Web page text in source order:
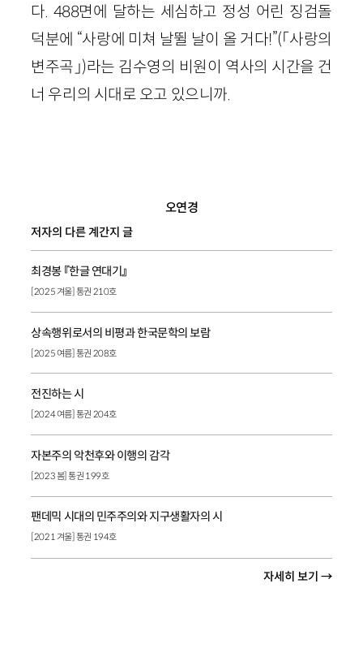
다. 488면에 달하는 세심하고 정성 어린 징검돌
덕분에 “사랑에 미쳐 날뛸 날이 올 거다!”(「사랑의
변주곡」)라는 김수영의 비원이 역사의 시간을 건
너 우리의 시대로 오고 있으니까.
오연경
저자의 다른 계간지 글
최경봉 『한글 연대기』
[2025 겨울] 통권 210호
상속행위로서의 비평과 한국문학의 보람
[2025 여름] 통권 208호
전진하는 시
[2024 여름] 통권 204호
자본주의 악천후와 이행의 감각
[2023 봄] 통권 199호
팬데믹 시대의 민주주의와 지구생활자의 시
[2021 겨울] 통권 194호
자세히 보기 →